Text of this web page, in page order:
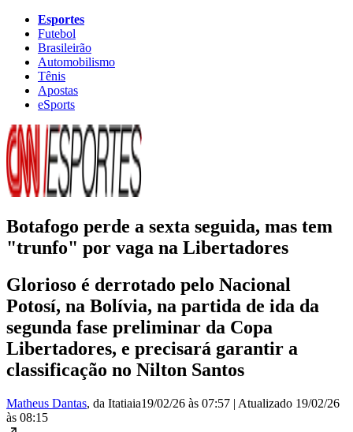
Esportes
Futebol
Brasileirão
Automobilismo
Tênis
Apostas
eSports
Botafogo perde a sexta seguida, mas tem
"trunfo" por vaga na Libertadores
Glorioso é derrotado pelo Nacional
Potosí, na Bolívia, na partida de ida da
segunda fase preliminar da Copa
Libertadores, e precisará garantir a
classificação no Nilton Santos
Matheus Dantas, da Itatiaia19/02/26 às 07:57 | Atualizado 19/02/26
às 08:15